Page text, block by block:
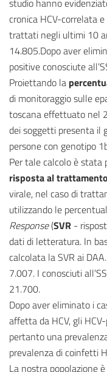
studio hanno
cronica HCV-correlata
trattati negli ultimi 10
14.805.Dopo aver
positive conosciute
Proiettando la
di monitoraggio sulle
toscana effettuato nel
dei soggetti presenta il
persone con genotipo
Per tale calcolo è stata
risposta al trattamento
virale, nel caso di
utilizzando le
Response(SVR -
dati di letteratura. In
calcolata la SVR ai
7.007. I conosciuti
21.700.
Dopo aver eliminato i
affetta da HCV, gli
pertanto una
prevalenza di coinfetti
La nostra popolazione